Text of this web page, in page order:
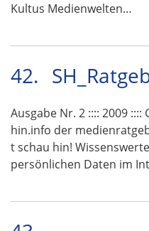
Kultus Medienwelten…
42.
Ausgabe Nr. 2 :::: 2009
hin.info der
t schau hin!
persönlichen Daten im